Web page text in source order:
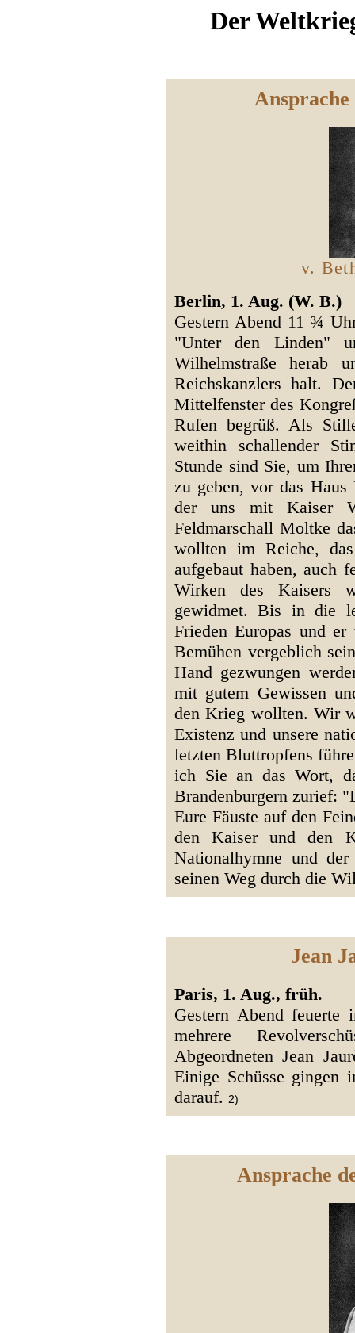
Der
Ansprache
v.
Berlin, 1. Aug. (W. B.)
Gestern Abend 11 ¾
"Unter den Linden"
Wilhelmstraße herab
Reichskanzlers halt.
Mittelfenster des
Rufen begrüß. Als
weithin schallender
Stunde sind Sie, um
zu geben, vor das Haus
der uns mit Kaiser
Feldmarschall Moltke
wollten im Reiche,
aufgebaut haben, auch
Wirken des Kaisers
gewidmet. Bis in die
Frieden Europas und
Bemühen vergeblich
Hand gezwungen
mit gutem Gewissen
den Krieg wollten. Wir
Existenz und unsere
letzten Bluttropfens
ich Sie an das Wort,
Brandenburgern zurief:
Eure Fäuste auf den
den Kaiser und den
Nationalhymne und
seinen Weg durch die
Jean
Paris, 1. Aug., früh.
Gestern Abend feuerte
mehrere
Abgeordneten Jean
Einige Schüsse gingen
darauf. 2)
Ansprache